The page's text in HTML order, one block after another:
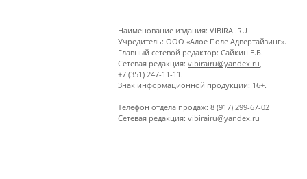
Наименование издания: VIBIRAI.RU
Учредитель: ООО «Алое Поле Адвертайзинг».
Главный сетевой редактор: Сайкин Е.Б.
Сетевая редакция: vibirairu@yandex.ru
+7 (351) 247-11-11.
Знак информационной продукции: 16+.
Телефон отдела продаж: 8 (917) 299-67-02
Сетевая редакция: vibirairu@yandex.ru